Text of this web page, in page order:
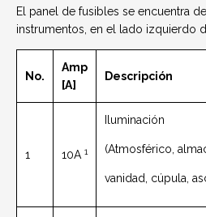
El panel de fusibles se encuentra
instrumentos, en el lado izquierdo
No.
Amp
[A]
Descripción
1 10A 1
Iluminación
(Atmosférico,
vanidad, cúpula,